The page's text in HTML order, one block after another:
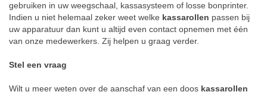
gebruiken in uw weegschaal, kassasysteem of losse bonprinter.
Indien u niet helemaal zeker weet welke kassarollen passen bij
uw apparatuur dan kunt u altijd even contact opnemen met één
van onze medewerkers. Zij helpen u graag verder.
Stel een vraag
Wilt u meer weten over de aanschaf van een doos kassarollen